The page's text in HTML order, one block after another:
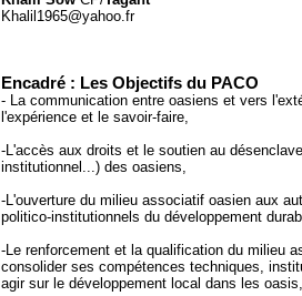
Khalil1965@yahoo.fr
Encadré : Les Objectifs du PACO
- La communication entre oasiens et vers
l'expérience et le savoir-faire,
-L'accès aux droits et le soutien au
institutionnel...) des oasiens,
-L'ouverture du milieu associatif oasien aux
politico-institutionnels du développement
-Le renforcement et la qualification du milieu
consolider ses compétences techniques,
agir sur le développement local dans les oasis,